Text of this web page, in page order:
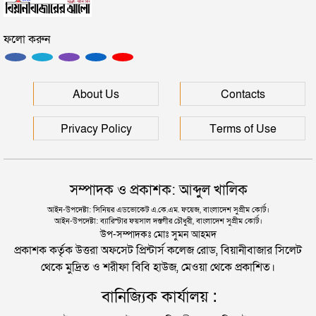
সিলেটে হামের উপসর্গ আরও ২ শিশুর মৃত্যু
রাজধানীর মাদারটেক থেকে তরুণীর খণ্ডিত মাথা ও দুই হাত
দিল্লিতে শেখ হাসিনার বক্তব্য দেওয়া নিয়ে পররাষ্ট্র
মন্ত্রণালয়ের ক্ষোভ
সিলেটের সাবেক মন্ত্রী-এমপিরা কে কোথায়?
জুলাই আন্দোলন ছাত্র-জনতার বীরত্বের স্মারকস্তম্ভ:
বিয়ানীবাজারের ইউএনও
হেলিকপ্টারে মহেশখালীর পথে প্রধানমন্ত্রী
পিকআপসহ তিনজনকে ধরল সিলেট র‌্যাব
সিলেটে কাগজ ছাড়া রাস্তায় নামলেই বিপদ
নতুন কর্মসূচির ঘোষণা জামায়াত জোটের
ফলো করুন
About Us Contacts
Privacy Policy Terms of Use
সম্পাদক ও প্রকাশক: আব্দুল খালিক
আইন-উপদেষ্টা: সিনিয়র এডভোকেট এ.কে.এম. ফয়েজ, বাংলাদেশ সুপ্রীম কোর্ট।
আইন-উপদেষ্টা: ব্যারিস্টার ফয়সাল দস্তগীর চৌধুরী, বাংলাদেশ সুপ্রীম কোর্ট।
উপ-সম্পাদকঃ মোঃ সুমন আহমদ
প্রকাশক কর্তৃক উত্তরা অফসেট প্রিন্টার্স কলেজ রোড, বিয়ানীবাজার সিলেট
থেকে মুদ্রিত ও শরীফা বিবি হাউজ, মেওয়া থেকে প্রকাশিত।
বানিজ্যিক কার্যালয় :